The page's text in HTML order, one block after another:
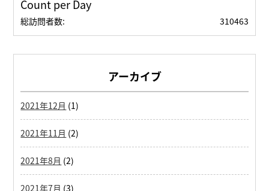
Count per Day
310463
総訪問者数:
アーカイブ
2021年12月 (1)
2021年11月 (2)
2021年8月 (2)
2021年7月 (3)